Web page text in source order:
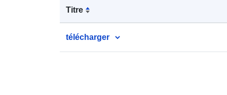
Titre
télécharger